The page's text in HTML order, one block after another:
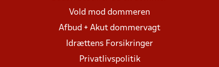
Vold mod dommeren
Afbud + Akut dommervagt
Idrættens Forsikringer
Privatlivspolitik